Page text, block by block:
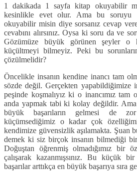
1 dakikada 1 sayfa kitap okuyabilir
kesinlikle evet olur. Ama bu soruyu
okuyabilir misin diye sorsanız cevap
cevabını alırsınız. Oysa ki soru da ve
Gözümüze büyük görünen şeyler o
küçültmeyi bilmeyiz. Peki bu
çözülmelidir?
Öncelikle insanın kendine inancı tam
sözde değil. Gerçekten yapabildiğimize
peşinde koşmalıyız ki o inancımız
anda yapmak tabi ki kolay değildir. Ama
büyük başarıların gelmesi de
küçümsediğimiz o kadar çok
kendimize güvensizlik aşılamakta. Şuan
demek ki siz birçok insanın bilmediği
Doğuştan öğrenmiş olmadığımız bir
çalışarak kazanmışsınız. Bu küçük
başarılar arttıkça en büyük başarıya sıra